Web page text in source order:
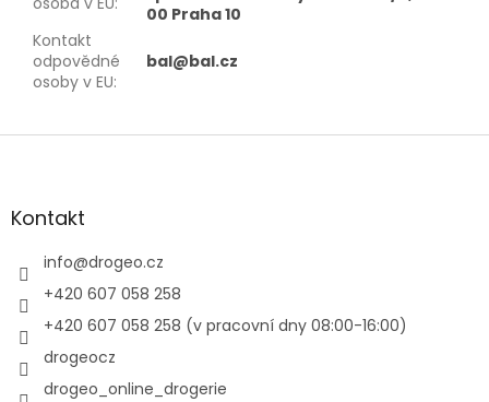
00 Praha 10
Kontakt
odpovědné
osoby v EU:
bal@bal.cz
Z
aKontakt
info@drogeo.cz
+420 607 058 258
+420 607 058 258 (v pracovní dny 08:00-16:00)
drogeocz
drogeo_online_drogerie